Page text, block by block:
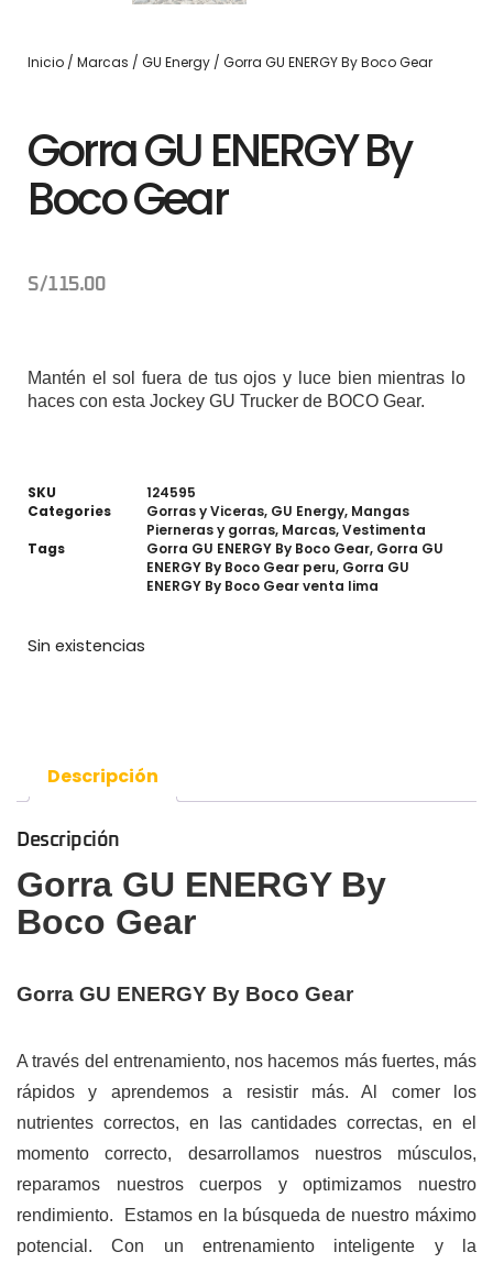
Inicio / Marcas / GU Energy / Gorra GU ENERGY By Boco Gear
Gorra GU ENERGY By
Boco Gear
S/115.00
Mantén el sol fuera de tus ojos y luce bien mientras lo
haces con esta Jockey GU Trucker de BOCO Gear.
SKU
124595
Categories
Gorras y Viceras, GU Energy, Mangas
Pierneras y gorras, Marcas,Vestimenta
Tags
Gorra GU ENERGY By Boco Gear, Gorra GU
ENERGY By Boco Gear peru, Gorra GU
ENERGY By Boco Gear venta lima
Sin existencias
Descripción
Descripción
Gorra GU ENERGY By
Boco Gear
Gorra GU ENERGY By Boco Gear
A través del entrenamiento, nos hacemos más fuertes, más
rápidos y aprendemos a resistir más. Al comer los
nutrientes correctos, en las cantidades correctas, en el
momento correcto, desarrollamos nuestros músculos,
reparamos nuestros cuerpos y optimizamos nuestro
rendimiento. Estamos en la búsqueda de nuestro máximo
potencial. Con un entrenamiento inteligente y la